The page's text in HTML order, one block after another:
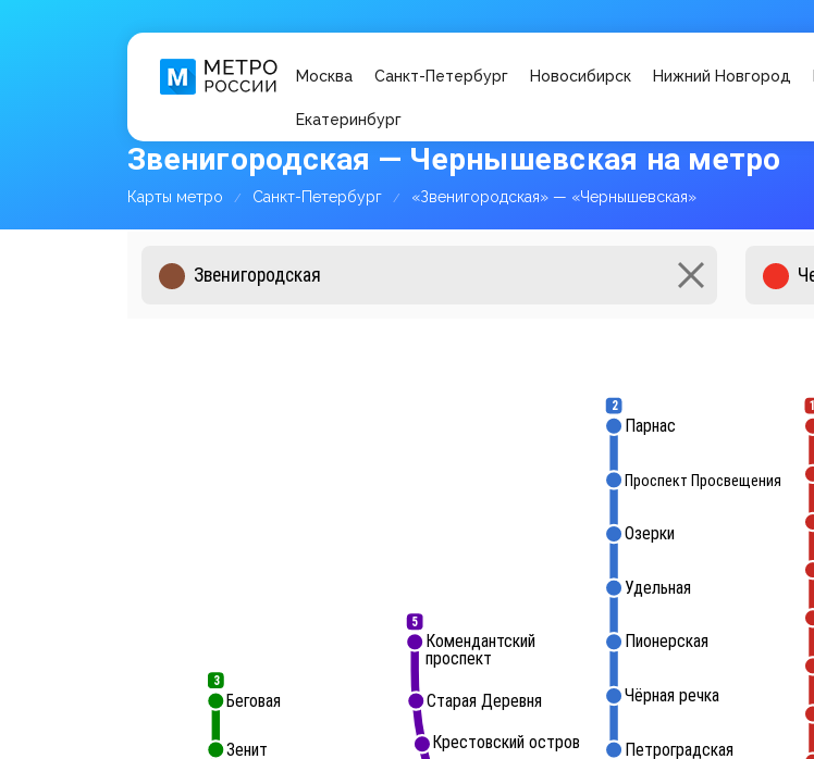
Москва Санкт-Петербург Новосибирск Нижний Новгород
Екатеринбург
Звенигородская — Чернышевская на метро
Карты метро Санкт-Петербург «Звенигородская» — «Чернышевская»
3
5
2 1
Крестовский остров
Старая Деревня
Комендантский
проспект
Петроградская
Чёрная речка
Пионерская
Удельная
Озерки
Проспект Просвещения
Парнас
Зенит
Беговая